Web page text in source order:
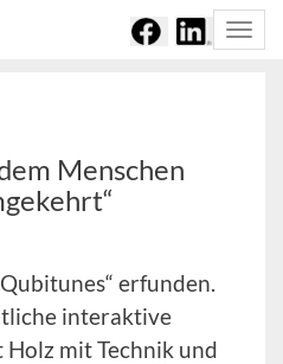
Menschen
erfunden.
interaktive
mit Technik und